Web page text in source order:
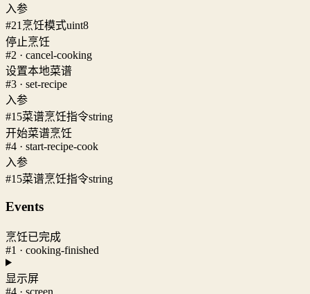
入参
#21 烹饪模式uint8
停止烹饪
#2 · cancel-cooking
设置本地菜谱
#3 · set-recipe
入参
#15菜谱烹饪指令string
开始菜谱烹饪
#4 · start-recipe-cook
入参
#15菜谱烹饪指令string
Events
烹饪已完成
#1 · cooking-finished
显示屏
#4 · screen